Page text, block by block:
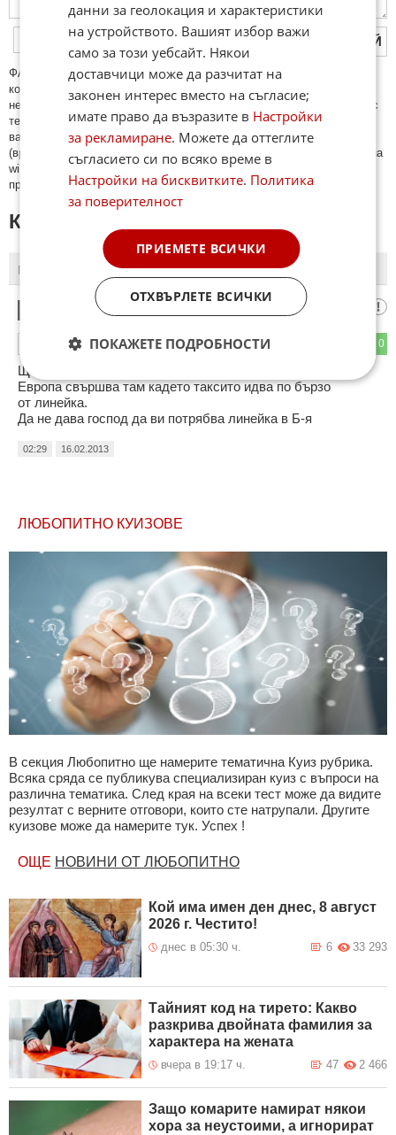
ПУБЛИКУВАЙ
ФAКТИ.БГ нe тoлeрирa oбидни кoмeнтaри и cпaм. Нeкoрeктни
кoмeнтaри щe бъдaт изтривaни. Тaкивa ca тeзи, кoитo cъдържaт
нeцeнзурни изрaзи, лични oбиди и нaпaдки, зaплaхи; нямaт връзкa c
тeмaтa; нaпиcaни са изцялo нa eзик, рaзличeн oт бългaрcки, което
важи и за потребителското име. Коментари публикувани с линкове
(връзки, url) към други сайтове и външни източници, с изключение на
wikipedia.org, mobile.bg, imot.bg, zaplata.bg, bazar.bg ще бъдат
премахнати.
КОМЕНТАРИ КЪМ СТАТИЯТА
ПЪРВИ
поредния
0
ОТГОВОР
Ще перефразирам една поговорка.
Европа свършва там кадето таксито идва по бързо
от линейка.
Да не дава господ да ви потрябва линейка в Б-я
02:29 16.02.2013
ЛЮБОПИТНО КУИЗОВЕ
В секция Любопитно ще намерите тематична Куиз рубрика.
Всяка сряда се публикува специализиран куиз с въпроси на
различна тематика. След края на всеки тест може да видите
резултат с верните отговори, които сте натрупали. Другите
куизове може да намерите тук. Успех !
ОЩЕ НОВИНИ ОТ ЛЮБОПИТНО
Кой има имен ден днес, 8 август
2026 г. Честито!
днес в 05:30 ч. 33 293
6
Тайният код на тирето: Какво
разкрива двойната фамилия за
характера на жената
вчера в 19:17 ч. 2 466
47
Защо комарите намират някои
хора за неустоими, а игнорират
данни за геолокация и характеристики
на устройството. Вашият избор важи
само за този уебсайт. Някои
доставчици може да разчитат на
законен интерес вместо на съгласие;
имате право да възразите в Настройки
за рекламиране. Можете да оттеглите
съгласието си по всяко време в
Настройки на бисквитките. Политика
за поверителност
ПРИЕМЕТЕ ВСИЧКИ
ОТХВЪРЛЕТЕ ВСИЧКИ
ПОКАЖЕТЕ ПОДРОБНОСТИ